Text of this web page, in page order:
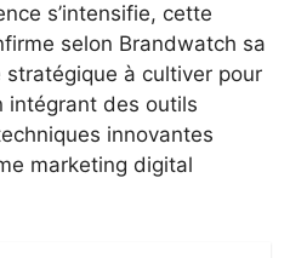
s’intensifie, cette
selon Brandwatch sa
stratégique à cultiver pour
intégrant des outils
innovantes
marketing digital